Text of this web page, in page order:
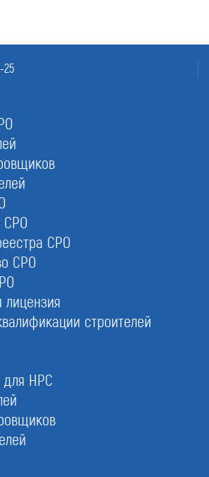
25
СРО
СРО
СРО
лицензия
строителей
для НРС
Лицензии Министерства культуры
Минкультуры в
на ремонт объектов
лицензии Минкульта:
документы